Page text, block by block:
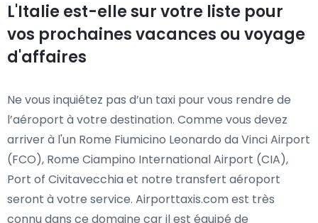
L'Italie est-elle sur votre liste pour
vos prochaines vacances ou voyage
d'affaires
Ne vous inquiétez pas d’un taxi pour vous rendre de
l’aéroport à votre destination. Comme vous devez
arriver à l'un Rome Fiumicino Leonardo da Vinci Airport
(FCO), Rome Ciampino International Airport (CIA),
Port of Civitavecchia et notre transfert aéroport
seront à votre service. Airporttaxis.com est très
connu dans ce domaine car il est équipé de